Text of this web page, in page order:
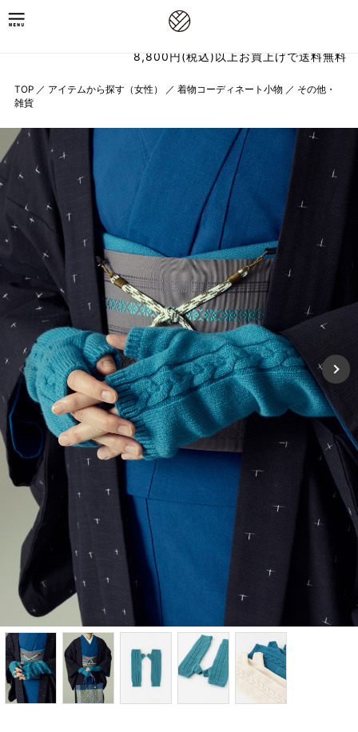
8,800円(税込)以上お買上げで送料無料
TOP ／ アイテムから探す（女性） ／ 着物コーディネート小物 ／ その他・
雑貨